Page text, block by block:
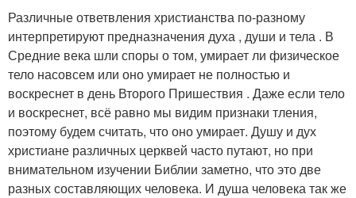
Различные ответвления христианства по-разному
интерпретируют предназначения духа , души и тела . В
Средние века шли споры о том, умирает ли физическое
тело насовсем или оно умирает не полностью и
воскреснет в день Второго Пришествия . Даже если тело
и воскреснет, всё равно мы видим признаки тления,
поэтому будем считать, что оно умирает. Душу и дух
христиане различных церквей часто путают, но при
внимательном изучении Библии заметно, что это две
разных составляющих человека. И душа человека так же